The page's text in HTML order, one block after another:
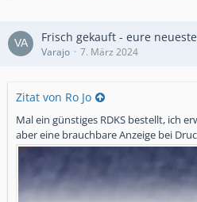
Frisch gekauft - eure
Varajo 7. März 2024
Zitat von Ro Jo
Mal ein günstiges RDKS bestellt, ich
aber eine brauchbare Anzeige bei